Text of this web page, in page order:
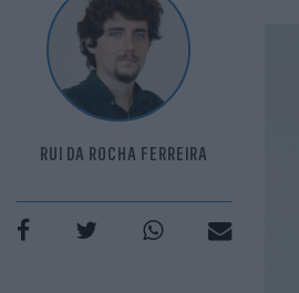
RUI DA ROCHA FERREIRA